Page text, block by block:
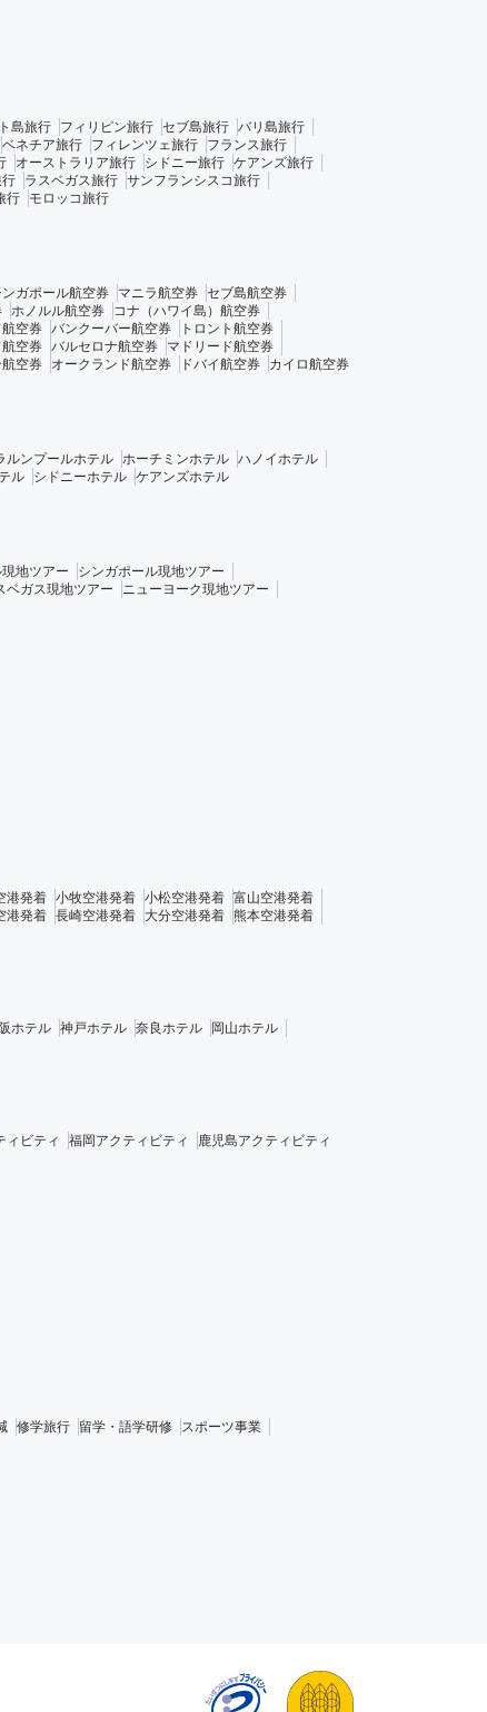
島旅行 フィリピン旅行 セブ島旅行 バリ島旅行
ベネチア旅行 フィレンツェ旅行
フランス旅行
オーストラリア旅行 シドニー旅行 ケアンズ旅行
行 ラスベガス旅行 サンフランシスコ旅行
行 モロッコ旅行
ンガポール航空券 マニラ航空券 セブ島航空券
ホノルル航空券
コナ（ハワイ島）航空券
空券 バンクーバー航空券
トロント航空券
空券 バルセロナ航空券
マドリード航空券
航空券 オークランド航空券 ドバイ航空券 カイロ航空券
ルンプールホテル ホーチミンホテル ハノイホテル
ル シドニーホテル ケアンズホテル
地ツアー
シンガポール現地ツアー
ベガス現地ツアー
ニューヨーク現地ツアー
港発着 小牧空港発着 小松空港発着 富山空港発着
港発着 長崎空港発着 大分空港発着 熊本空港発着
ホテル 神戸ホテル 奈良ホテル
岡山ホテル
ィビティ 福岡アクティビティ 鹿児島アクティビティ
修学旅行 留学・語学研修
スポーツ事業